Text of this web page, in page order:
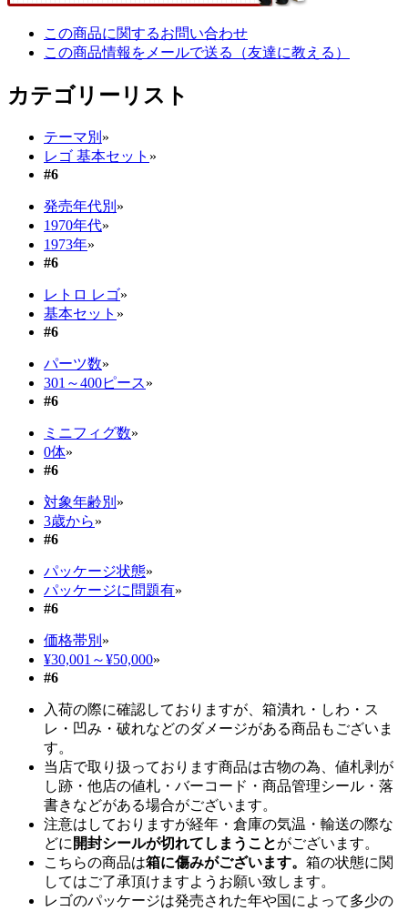
この商品に関するお問い合わせ
この商品情報をメールで送る（友達に教える）
カテゴリーリスト
テーマ別 »
レゴ 基本セット »
#6
発売年代別 »
1970年代»
1973年»
#6
レトロ レゴ»
基本セット »
#6
パーツ数»
301～400ピース»
#6
ミニフィグ数»
0体»
#6
対象年齢別 »
3歳から»
#6
パッケージ状態»
パッケージに問題有»
#6
価格帯別 »
¥30,001～¥50,000»
#6
入荷の際に確認しておりますが、箱潰れ・しわ・ス
レ・凹み・破れなどのダメージがある商品もございま
す。
当店で取り扱っております商品は古物の為、値札剥が
し跡・他店の値札・バーコード・商品管理シール・落
書きなどがある場合がございます。
注意はしておりますが経年・倉庫の気温・輸送の際な
どに 開封シールが切れてしまうことがございます。
こちらの商品は箱に傷みがございます。 箱の状態に関
してはご了承頂けますようお願い致します。
レゴのパッケージは発売された年や国によって多少の